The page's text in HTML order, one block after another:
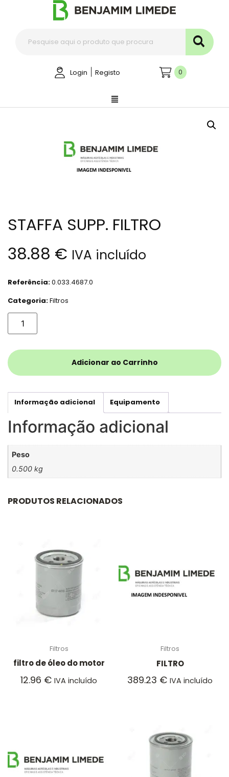
Login Registo 0
STAFFA SUPP. FILTRO
38.88 € IVA incluído
Referência:0.033.4687.0
Categoria:Filtros
Adicionar ao Carrinho
Informação adicional Equipamento
Informação adicional
Peso
0.500 kg
PRODUTOS RELACIONADOS
Filtros
filtro de óleo do motor
12.96 € IVA incluído
Filtros
FILTRO
389.23 € IVA incluído